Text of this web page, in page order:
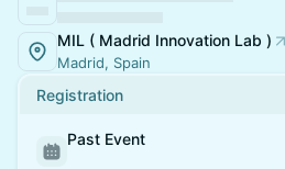
MIL ( Madrid Innovation Lab )
Madrid, Spain
Registration
Past Event